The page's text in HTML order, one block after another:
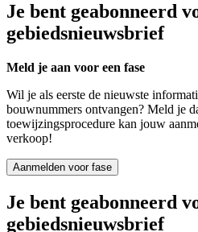
Je bent geabonneerd
gebiedsnieuwsbrief
Meld je aan voor een fase
Wil je als eerste de nieuwste
bouwnummers ontvangen? Meld je
toewijzingsprocedure kan jouw
verkoop!
Aanmelden voor fase
Je bent geabonneerd
gebiedsnieuwsbrief